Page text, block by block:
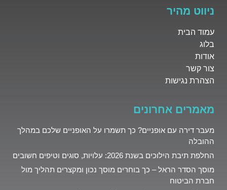
ניווט מהיר
עמוד הבית
בלוג
אודות
צור קשר
הצהרת נגישות
מאמרים אחרונים
מעבר דירה עם אופניים? כך תשמרו על האופניים שלכם במהלך
ההובלה
החלפת תיבת הילוכים בשנת 2026: עלויות, סוגים וטיפים חשובים
מוסך הסדר הראל – כך בוחרים מוסך נכון ומקצרים תהליך מול
חברת הביטוח